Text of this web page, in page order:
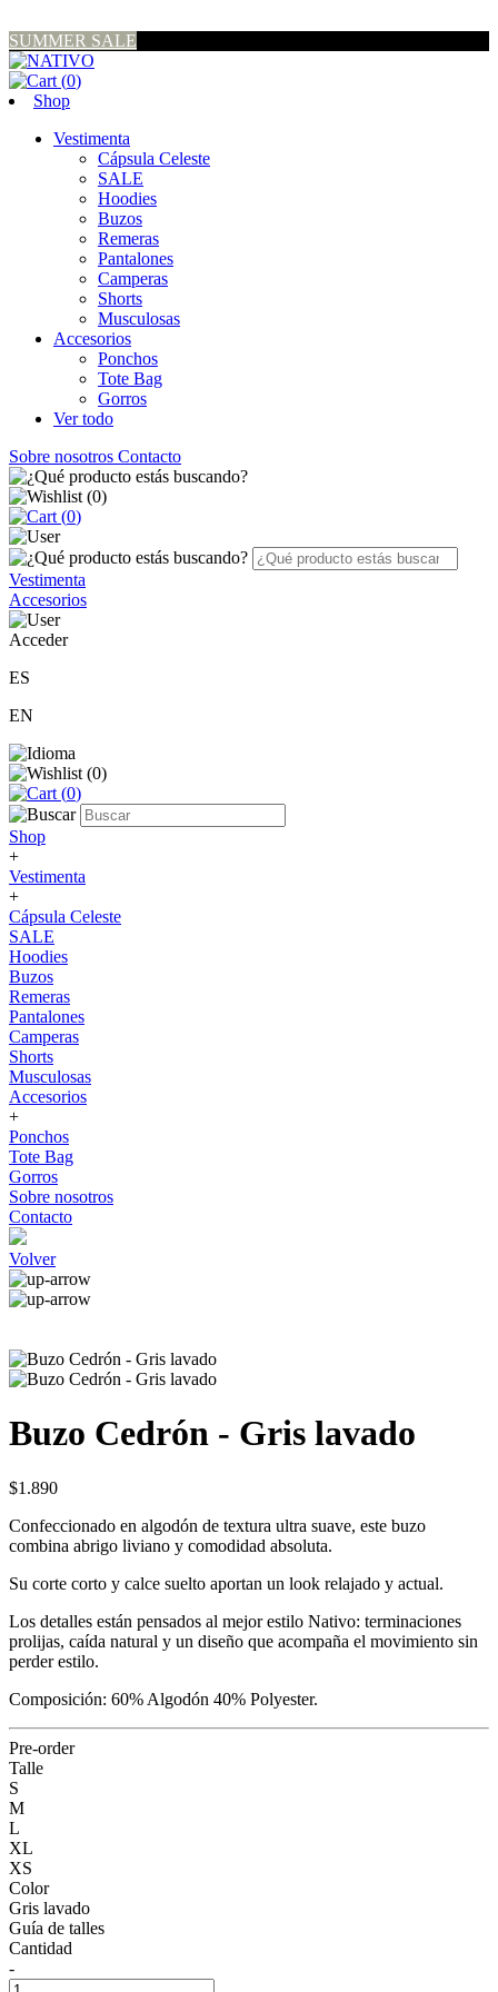
SUMMER SALE
(0)
Shop
Vestimenta
Cápsula Celeste
SALE
Hoodies
Buzos
Remeras
Pantalones
Camperas
Shorts
Musculosas
Accesorios
Ponchos
Tote Bag
Gorros
Ver todo
Sobre nosotros Contacto
(0)
(0)
Vestimenta
Accesorios
Acceder
ES
EN
(0)
(0)
Shop
+
Vestimenta
+
Cápsula Celeste
SALE
Hoodies
Buzos
Remeras
Pantalones
Camperas
Shorts
Musculosas
Accesorios
+
Ponchos
Tote Bag
Gorros
Sobre nosotros
Contacto
Volver
Buzo Cedrón - Gris lavado
$1.890
Confeccionado en algodón de textura ultra suave, este buzo
combina abrigo liviano y comodidad absoluta.
Su corte corto y calce suelto aportan un look relajado y actual.
Los detalles están pensados al mejor estilo Nativo: terminaciones
prolijas, caída natural y un diseño que acompaña el movimiento sin
perder estilo.
Composición: 60% Algodón 40% Polyester.
Pre-order
Talle
S
M
L
XL
XS
Color
Gris lavado
Guía de talles
Cantidad
-